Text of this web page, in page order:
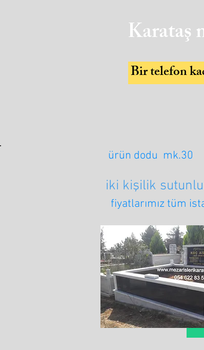
Karataş
Bir telefon
ürün dodu mk.30
iki kişilik
fiyatlarımız tüm